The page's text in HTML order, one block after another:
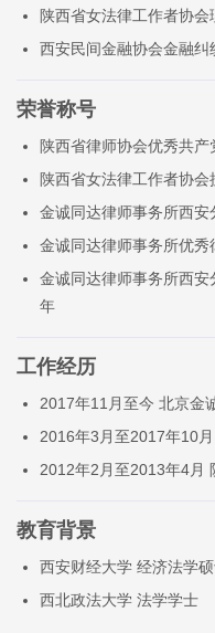
陕西省女法律工作者协
西安民间金融协会金融纠
荣誉称号
陕西省律师协会优秀共
陕西省女法律工作者协
金诚同达律师事务所西
金诚同达律师事务所优秀
金诚同达律师事务所西
年
工作经历
2017年11月至今 北京金
2016年3月至2017年10
2012年2月至2013年4月
教育背景
西安财经大学 经济法学
西北政法大学 法学学士